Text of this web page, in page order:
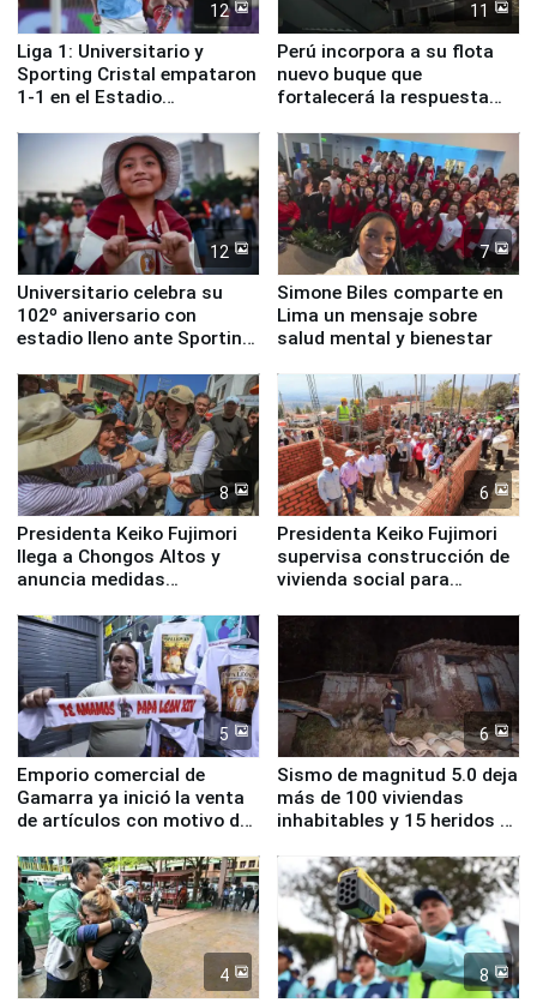
12
Liga 1: Universitario y
Sporting Cristal empataron
1-1 en el Estadio
11
Perú incorpora a su flota
nuevo buque que
fortalecerá la respuesta
12
Universitario celebra su
102º aniversario con
estadio lleno ante Sporting
7
Simone Biles comparte en
Lima un mensaje sobre
salud mental y bienestar
8
Presidenta Keiko Fujimori
llega a Chongos Altos y
anuncia medidas
educación, salud y empleo
6
Presidenta Keiko Fujimori
supervisa construcción de
vivienda social para
5
Emporio comercial de
Gamarra ya inició la venta
de artículos con motivo de
6
Sismo de magnitud 5.0 deja
más de 100 viviendas
inhabitables y 15 heridos en
4 8